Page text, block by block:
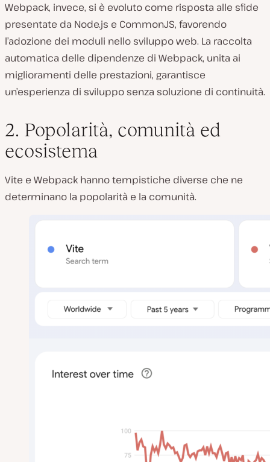
Webpack, invece, si è evoluto come risposta alle sfide
presentate da Node.js e CommonJS, favorendo
l’adozione dei moduli nello sviluppo web. La raccolta
automatica delle dipendenze di Webpack, unita ai
miglioramenti delle prestazioni, garantisce
un’esperienza di sviluppo senza soluzione di continuità.
2. Popolarità, comunità ed
ecosistema
Vite e Webpack hanno tempistiche diverse che ne
determinano la popolarità e la comunità.